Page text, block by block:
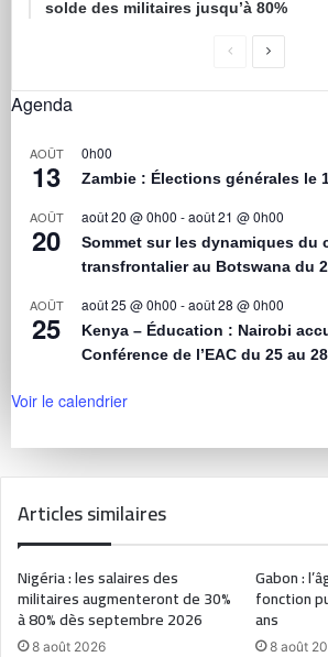
solde des militaires jusqu’à 80%
Agenda
AOÛT
13
0h00
Zambie : Élections générales le
AOÛT
20
août 20 @ 0h00 -août 21 @ 0h00
Sommet sur les dynamiques du
transfrontalier au Botswana du
AOÛT
25
août 25 @ 0h00 -août 28 @ 0h00
Kenya – Éducation : Nairobi
Conférence de l’EAC du 25 au
Voir le calendrier
Articles similaires
Nigéria : les salaires des
militaires augmenteront de 30%
à 80% dès septembre 2026
8 août 2026
Gabon :
fonction
ans
8 août